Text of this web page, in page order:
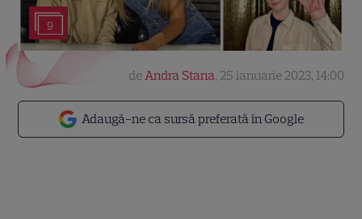
9
Adaugă-ne ca sursă preferată în Google
deAndra Stana, 25 ianuarie 2023, 14:00